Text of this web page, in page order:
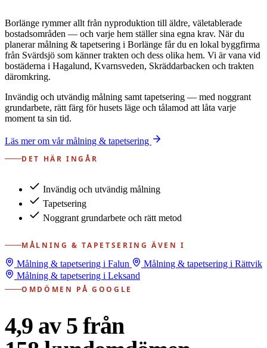
Borlänge rymmer allt från nyproduktion till äldre, väletablerade
bostadsområden — och varje hem ställer sina egna krav. När du
planerar målning & tapetsering i Borlänge får du en lokal byggfirma
från Svärdsjö som känner trakten och dess olika hem. Vi är vana vid
bostäderna i Hagalund, Kvarnsveden, Skräddarbacken och trakten
däromkring.
Invändig och utvändig målning samt tapetsering — med noggrant
grundarbete, rätt färg för husets läge och tålamod att låta varje
moment ta sin tid.
Läs mer om vår målning & tapetsering
DET HÄR INGÅR
Invändig och utvändig målning
Tapetsering
Noggrant grundarbete och rätt metod
MÅLNING & TAPETSERING ÄVEN I
Målning & tapetsering i Falun
Målning & tapetsering i Rättvik
Målning & tapetsering i Leksand
OMDÖMEN PÅ GOOGLE
4,9 av 5 från